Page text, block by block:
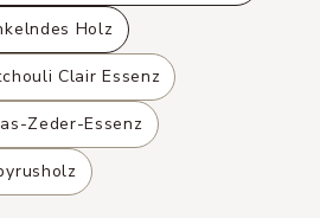
Holz
Clair Essenz
Zeder-Essenz